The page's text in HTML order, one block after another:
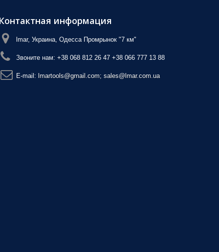
информация
lmar, Украина, Одесса Промрынок "7 км"
Звоните нам: +38 068 812 26 47 +38 066 777 13 88
E-mail: lmartools@gmail.com; sales@lmar.com.ua